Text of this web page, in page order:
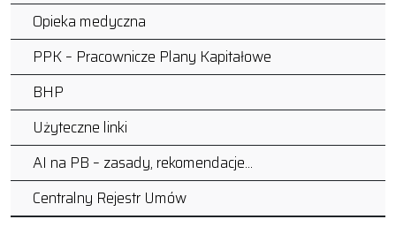
Opieka medyczna
PPK – Pracownicze Plany Kapitałowe
BHP
Użyteczne linki
AI na PB – zasady, rekomendacje…
Centralny Rejestr Umów